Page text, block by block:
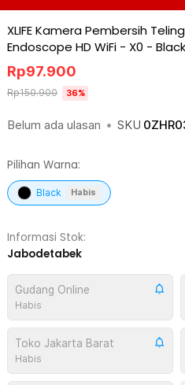
XLIFE Kamera Pembersih
Endoscope HD WiFi - X0 - Black
Belum ada ulasan • SKU
Rp97.900
Rp150.900 36%
Pilihan Warna:
Black Habis
Informasi Stok:
Jabodetabek
Gudang Online
Habis
Toko Jakarta Barat
Habis